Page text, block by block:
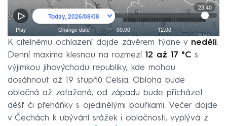
K citelnému ochlazení dojde závěrem týdne v neděli.
Denní maxima klesnou na rozmezí 12 až 17 °C s
výjimkou jihovýchodu republiky, kde mohou
dosáhnout až 19 stupňů Celsia. Obloha bude
oblačná až zatažená, od západu bude přicházet
déšť či přeháňky s ojedinělými bouřkami. Večer dojde
v Čechách k ubývání srážek i oblačnosti, vyplývá z